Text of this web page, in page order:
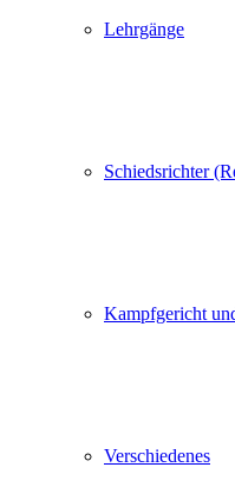
Lehrgänge
Schiedsrichter
Kampfgericht
Verschiedenes